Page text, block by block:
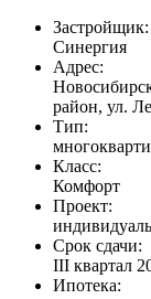
Застройщик:
Синергия
Адрес:
район, ул.
Тип:
Класс:
Комфорт
Проект:
Срок сдачи:
III квартал
Ипотека: